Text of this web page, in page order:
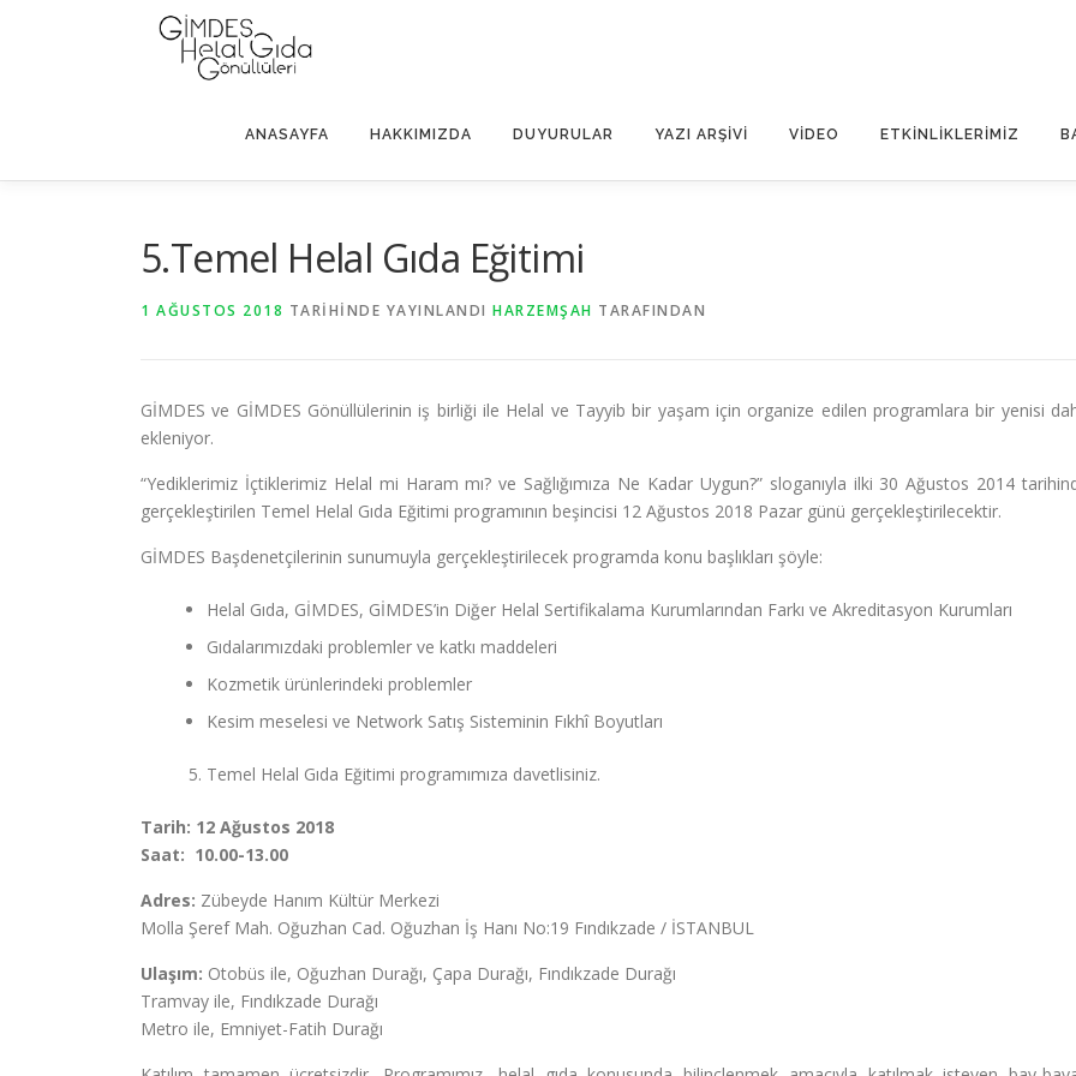
ANASAYFA HAKKIMIZDA DUYURULAR YAZI ARŞIVI VIDEO ETKINLIKLERIMIZ
5.Temel Helal Gıda Eğitimi
1 AĞUSTOS 2018 TARIHINDE YAYINLANDI HARZEMŞAH TARAFINDAN
GİMDES ve GİMDES Gönüllülerinin iş birliği ile Helal ve Tayyib bir yaşam için organize edilen programlara bir yenisi
ekleniyor.
“Yediklerimiz İçtiklerimiz Helal mi Haram mı? ve Sağlığımıza Ne Kadar Uygun?” sloganıyla ilki 30 Ağustos 2014
gerçekleştirilen Temel Helal Gıda Eğitimi programının beşincisi 12 Ağustos 2018 Pazar günü gerçekleştirilecektir.
GİMDES Başdenetçilerinin sunumuyla gerçekleştirilecek programda konu başlıkları şöyle:
Helal Gıda, GİMDES, GİMDES’in Diğer Helal Sertifikalama Kurumlarından Farkı ve Akreditasyon Kurumları
Gıdalarımızdaki problemler ve katkı maddeleri
Kozmetik ürünlerindeki problemler
Kesim meselesi ve Network Satış Sisteminin Fıkhî Boyutları
Temel Helal Gıda Eğitimi programımıza davetlisiniz.
Tarih: 12 Ağustos 2018
Saat: 10.00-13.00
Adres: Zübeyde Hanım Kültür Merkezi
Molla Şeref Mah. Oğuzhan Cad. Oğuzhan İş Hanı No:19 Fındıkzade / İSTANBUL
Ulaşım: Otobüs ile, Oğuzhan Durağı, Çapa Durağı, Fındıkzade Durağı
Tramvay ile, Fındıkzade Durağı
Metro ile, Emniyet-Fatih Durağı